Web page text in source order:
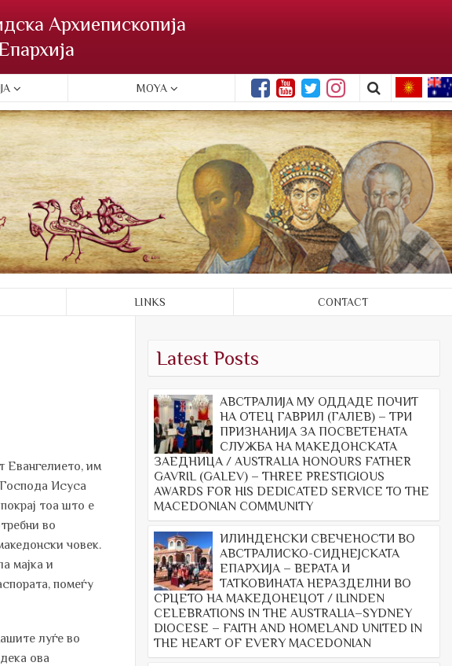
Архиепископија
MOYA
LINKS CONTACT
Евангелието, им
Исуса
тоа што е
во
човек.
мајка и
помеѓу
луѓе во
ова
Latest Posts
АВСТРАЛИЈА МУ ОДДАДЕ ПОЧИТ
НА ОТЕЦ ГАВРИЛ (ГАЛЕВ) – ТРИ
ПРИЗНАНИЈА ЗА ПОСВЕТЕНАТА
СЛУЖБА НА МАКЕДОНСКАТА
ЗАЕДНИЦА / AUSTRALIA HONOURS FATHER
GAVRIL (GALEV) – THREE PRESTIGIOUS
AWARDS FOR HIS DEDICATED SERVICE TO THE
MACEDONIAN COMMUNITY
ИЛИНДЕНСКИ СВЕЧЕНОСТИ ВО
АВСТРАЛИСКО-СИДНЕЈСКАТА
ЕПАРХИЈА – ВЕРАТА И
ТАТКОВИНАТА НЕРАЗДЕЛНИ ВО
СРЦЕТО НА МАКЕДОНЕЦОТ / ILINDEN
CELEBRATIONS IN THE AUSTRALIA–SYDNEY
DIOCESE – FAITH AND HOMELAND UNITED IN
THE HEART OF EVERY MACEDONIAN